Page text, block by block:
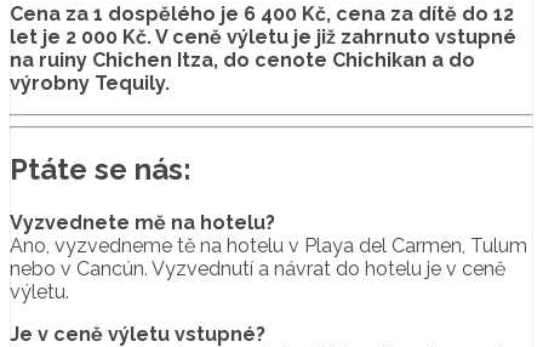
Cena za 1 dospělého je 6 400 Kč, cena za dítě do 12
let je 2 000 Kč. V ceně výletu je již zahrnuto vstupné
na ruiny Chichen Itza, do cenote Chichikan a do
výrobny Tequily.
Ptáte se nás:
Vyzvednete mě na hotelu?
Ano, vyzvedneme tě na hotelu v Playa del Carmen, Tulum
nebo v Cancún. Vyzvednutí a návrat do hotelu je v ceně
výletu.
Je v ceně výletu vstupné?